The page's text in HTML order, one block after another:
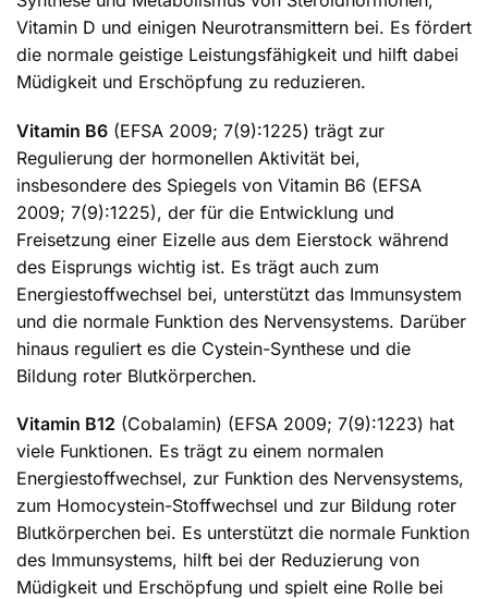
Vitamin D und einigen Neurotransmittern bei. Es fördert
die normale geistige Leistungsfähigkeit und hilft dabei
Müdigkeit und Erschöpfung zu reduzieren.
Vitamin B6 (EFSA 2009; 7(9):1225) trägt zur
Regulierung der hormonellen Aktivität bei,
insbesondere des Spiegels von Vitamin B6 (EFSA
2009; 7(9):1225), der für die Entwicklung und
Freisetzung einer Eizelle aus dem Eierstock während
des Eisprungs wichtig ist. Es trägt auch zum
Energiestoffwechsel bei, unterstützt das Immunsystem
und die normale Funktion des Nervensystems. Darüber
hinaus reguliert es die Cystein-Synthese und die
Bildung roter Blutkörperchen.
Vitamin B12 (Cobalamin) (EFSA 2009; 7(9):1223) hat
viele Funktionen. Es trägt zu einem normalen
Energiestoffwechsel, zur Funktion des Nervensystems,
zum Homocystein-Stoffwechsel und zur Bildung roter
Blutkörperchen bei. Es unterstützt die normale Funktion
des Immunsystems, hilft bei der Reduzierung von
Müdigkeit und Erschöpfung und spielt eine Rolle bei